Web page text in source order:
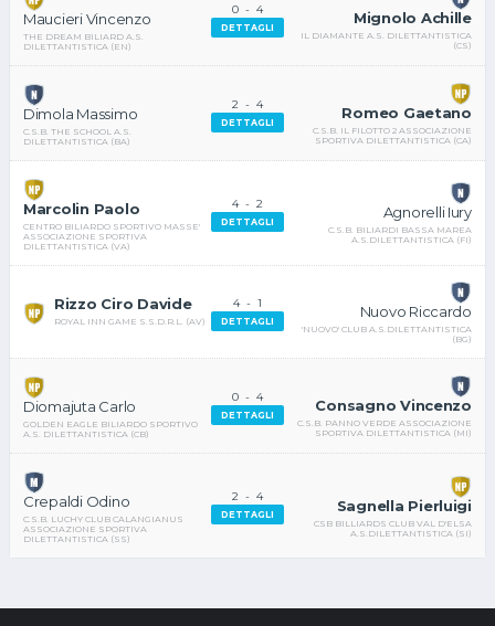
Maucieri Vincenzo
THE DREAM BILIARD A.S.
DILETTANTISTICA (EN)
0- 4
DETTAGLI
Mignolo Achille
IL DIAMANTE A.S. DILETTANTISTICA
(CS)
Dimola Massimo
C.S.B. THE SCHOOL A.S.
DILETTANTISTICA (BA)
2- 4
DETTAGLI
Romeo Gaetano
C.S.B. IL FILOTTO 2 ASSOCIAZIONE
SPORTIVA DILETTANTISTICA (CA)
Marcolin Paolo
CENTRO BILIARDO SPORTIVO MASSE'
ASSOCIAZIONE SPORTIVA
DILETTANTISTICA (VA)
4- 2
DETTAGLI
Agnorelli Iury
C.S.B. BILIARDI BASSA MAREA
A.S.DILETTANTISTICA (FI)
Rizzo Ciro Davide
ROYAL INN GAME S.S.D.R.L. (AV)
4- 1
DETTAGLI
Nuovo Riccardo
'NUOVO' CLUB A.S.DILETTANTISTICA
(BG)
Diomajuta Carlo
GOLDEN EAGLE BILIARDO SPORTIVO
A.S. DILETTANTISTICA (CB)
0- 4
DETTAGLI
Consagno Vincenzo
C.S.B. PANNO VERDE ASSOCIAZIONE
SPORTIVA DILETTANTISTICA (MI)
Crepaldi Odino
C.S.B. LUCHY CLUB CALANGIANUS
ASSOCIAZIONE SPORTIVA
DILETTANTISTICA (SS)
2- 4
DETTAGLI
Sagnella Pierluigi
CSB BILLIARDS CLUB VAL D'ELSA
A.S.DILETTANTISTICA (SI)